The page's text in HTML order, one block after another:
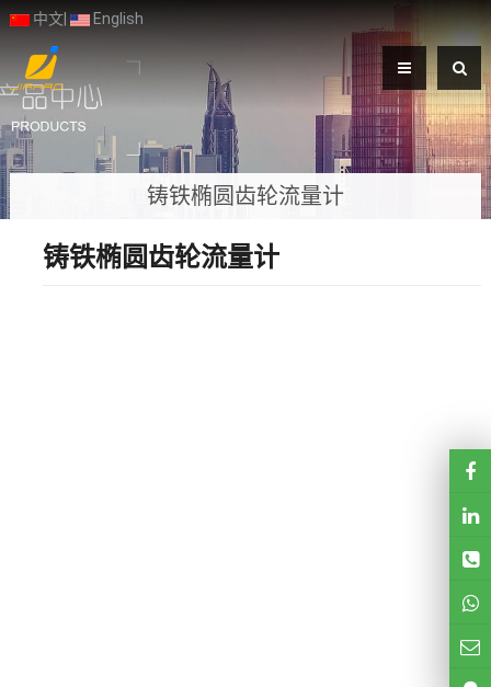
中文| English
铸铁椭圆齿轮流量计
铸铁椭圆齿轮流量计